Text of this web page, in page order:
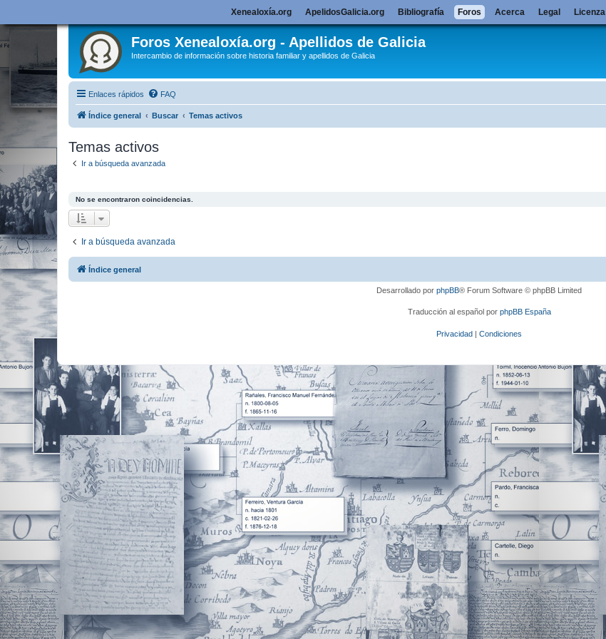
Foros Xenealoxía.org - Apellidos de Galicia
Intercambio de información sobre historia familiar y apellidos de Galicia
Enlaces rápidos FAQ
Índice general Buscar Temas activos
Temas activos
Ir a búsqueda avanzada
No se encontraron coincidencias.
Ir a búsqueda avanzada
Xenealoxía.org ApelidosGalicia.org Bibliografía Foros Acerca Legal Licenza
Índice general
Desarrollado por phpBB® Forum Software © phpBB Limited
Traducción al español por phpBB España
Privacidad | Condiciones